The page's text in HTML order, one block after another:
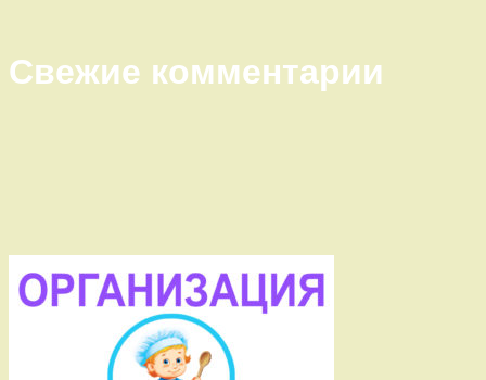
Свежие комментарии